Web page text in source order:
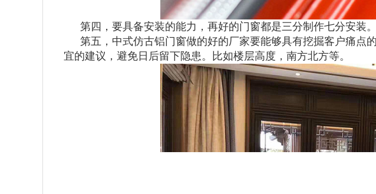
第四，要具备安装的能力，再好的门窗都是三分制作七分安装
第五，中式仿古铝门窗做的好的厂家要能够具有挖掘客户痛点
宜的建议，避免日后留下隐患。比如楼层高度，南方北方等。